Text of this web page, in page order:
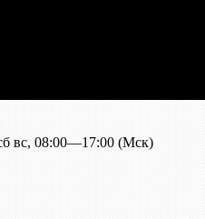
вс, 08:00—17:00 (Мск)